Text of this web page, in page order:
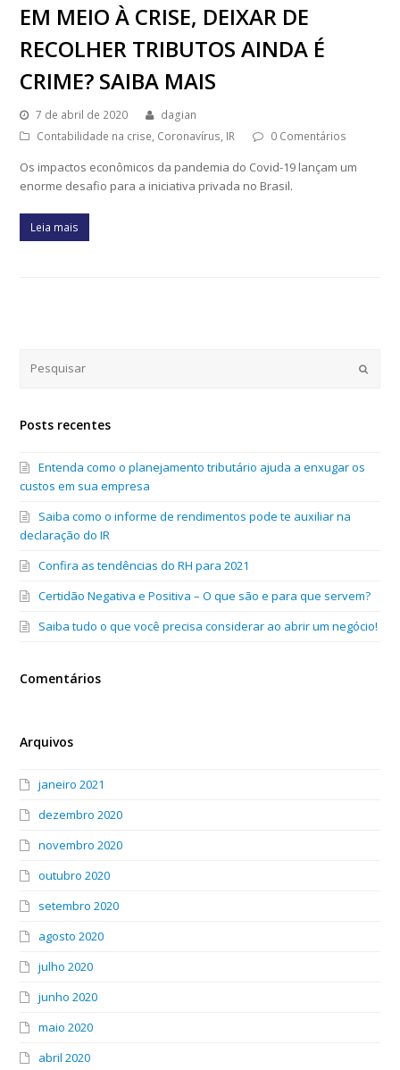
EM MEIO À CRISE, DEIXAR DE
RECOLHER TRIBUTOS AINDA É
CRIME? SAIBA MAIS
7 de abril de 2020
dagian
Contabilidade na crise, Coronavírus, IR 0 Comentários
Os impactos econômicos da pandemia do Covid-19 lançam um
enorme desafio para a iniciativa privada no Brasil.
Leia mais
Submit
Posts recentes
Entenda como o planejamento tributário ajuda a enxugar os
custos em sua empresa
Saiba como o informe de rendimentos pode te auxiliar na
declaração do IR
Confira as tendências do RH para 2021
Certidão Negativa e Positiva – O que são e para que servem?
Saiba tudo o que você precisa considerar ao abrir um negócio!
Comentários
Arquivos
janeiro 2021
dezembro 2020
novembro 2020
outubro 2020
setembro 2020
agosto 2020
julho 2020
junho 2020
maio 2020
abril 2020